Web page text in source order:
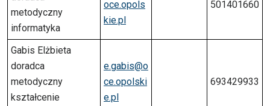
metodyczny
informatyka
oce.opols
kie.pl
501401660
Gabis Elżbieta
doradca
metodyczny
kształcenie
e.gabis@o
ce.opolski
e.pl
693429933